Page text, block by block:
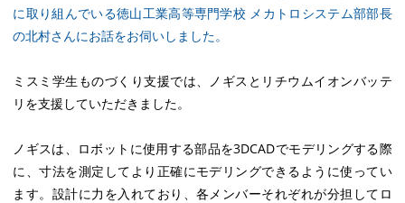
に取り組んでいる徳山工業高等専門学校 メカトロシステム部部長
の北村さんにお話をお伺いしました。
ミスミ学生ものづくり支援では、ノギスとリチウムイオンバッテ
リを支援していただきました。
ノギスは、ロボットに使用する部品を3DCADでモデリングする際
に、寸法を測定してより正確にモデリングできるように使ってい
ます。設計に力を入れており、各メンバーそれぞれが分担してロ